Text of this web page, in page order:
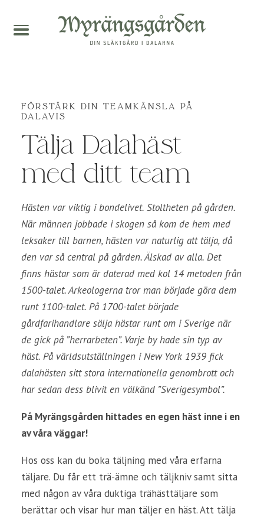
FÖRSTÄRK DIN TEAMKÄNSLA PÅ
DALAVIS
Tälja Dalahäst
med ditt team
Hästen var viktig i bondelivet. Stoltheten på gården.
När männen jobbade i skogen så kom de hem med
leksaker till barnen, hästen var naturlig att tälja, då
den var så central på gården. Älskad av alla. Det
finns hästar som är daterad med kol 14 metoden från
1500-talet. Arkeologerna tror man började göra dem
runt 1100-talet. På 1700-talet började
gårdfarihandlare sälja hästar runt om i Sverige när
de gick på ”herrarbeten”. Varje by hade sin typ av
häst. På världsutställningen i New York 1939 fick
dalahästen sitt stora internationella genombrott och
har sedan dess blivit en välkänd ”Sverigesymbol”.
På Myrängsgården hittades en egen häst inne i en
av våra väggar!
Hos oss kan du boka täljning med våra erfarna
täljare. Du får ett trä-ämne och täljkniv samt sitta
med någon av våra duktiga trähästtäljare som
berättar och visar hur man täljer en häst. Att tälja